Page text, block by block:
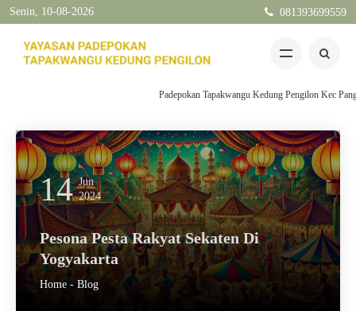
Senin, 10-08-2026 081393699559
Padepokan Tapakwangu Kedung Pengilon Kec
14 Jun
2024
Pesona Pesta Rakyat Sekaten Di
Yogyakarta
Home -Blog